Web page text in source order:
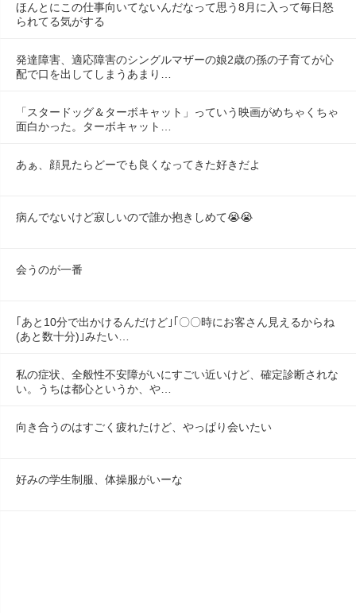
ほんとにこの仕事向いてないんだなって思う8月に入って毎日怒
られてる気がする
発達障害、適応障害のシングルマザーの娘2歳の孫の子育てが心
配で口を出してしまうあまり…
「スタードッグ＆ターボキャット」っていう映画がめちゃくちゃ
面白かった。ターボキャット…
あぁ、顔見たらどーでも良くなってきた好きだよ
病んでないけど寂しいので誰か抱きしめて😭😭
会うのが一番
｢あと10分で出かけるんだけど｣｢〇〇時にお客さん見えるからね
(あと数十分)｣みたい…
私の症状、全般性不安障がいにすごい近いけど、確定診断されな
い。うちは都心というか、や…
向き合うのはすごく疲れたけど、やっぱり会いたい
好みの学生制服、体操服がいーな